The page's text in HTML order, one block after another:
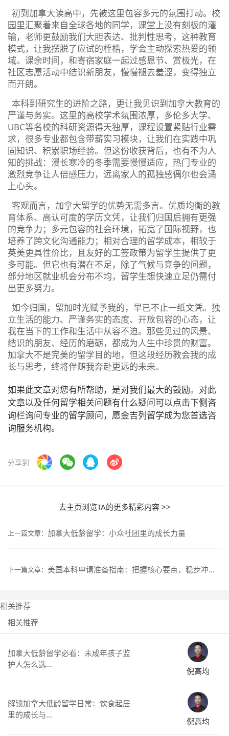
初到加拿大读高中，先被这里包容多元的氛围打动。校
园里汇聚着来自全球各地的同学，课堂上没有刻板的灌
输，老师更鼓励我们大胆表达、批判性思考，这种教育
模式，让我摆脱了应试的桎梏，学会主动探索热爱的领
域。课余时间，和寄宿家庭一起过感恩节、赏极光，在
社区志愿活动中结识新朋友，慢慢褪去羞涩，变得独立
而开朗。
本科到研究生的进阶之路，更让我见识到加拿大教育的
严谨与务实。这里的高校学术氛围浓厚，多伦多大学、
UBC等名校的科研资源得天独厚，课程设置紧贴行业需
求，很多专业都包含带薪实习模块，让我们在实践中巩
固知识、积累职场经验。但这份收获背后，也有不为人
知的挑战：漫长寒冷的冬季需要慢慢适应，热门专业的
激烈竞争让人倍感压力，远离家人的孤独感偶尔也会涌
上心头。
客观而言，加拿大留学的优势无需多言。优质均衡的教
育体系、高认可度的学历文凭，让我们归国后拥有更强
的竞争力；多元包容的社会环境，拓宽了国际视野，也
培养了跨文化沟通能力；相对合理的留学成本，相较于
英美更具性价比，且友好的工签政策为留学生提供了更
多可能。但它也有潜在不足，除了气候与竞争的问题，
部分地区就业机会分布不均，留学生想快速立足仍需付
出更多努力。
如今归国，留加时光赋予我的，早已不止一纸文凭。独
立生活的能力、严谨务实的态度、开放包容的心态，让
我在当下的工作和生活中从容不迫。那些见过的风景、
结识的朋友、经历的磨砺，都成为人生中珍贵的财富。
加拿大不是完美的留学目的地，但这段经历教会我的成
长与思考，终将伴随我奔赴更远的未来。
如果此文章对您有所帮助，是对我们最大的鼓励。对此
文章以及任何留学相关问题有什么疑问可以点击下侧咨
询栏询问专业的留学顾问，愿金吉列留学成为您首选咨
询服务机构。
分享到
去主页浏览TA的更多精彩内容 >>
上一篇文章： 加拿大低龄留学：小众社团里的成长力量
下一篇文章： 美国本科申请准备指南：把握核心要点，稳步冲刺理想院校
相关推荐
相关推荐
加拿大低龄留学必看：未成年孩子监
护人怎么选...
倪高均
解锁加拿大低龄留学日常：饮食起居
里的成长与...
倪高均